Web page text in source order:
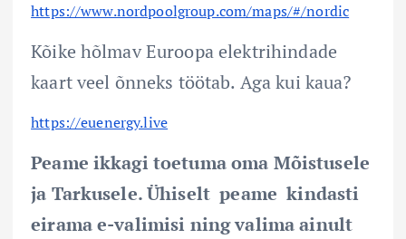
https://www.nordpoolgroup.com/maps/#/nordic
Kõike hõlmav Euroopa elektrihindade
kaart veel õnneks töötab. Aga kui kaua?
https://euenergy.live
Peame ikkagi toetuma oma Mõistusele
ja Tarkusele. Ühiselt peame kindasti
eirama e-valimisi ning valima ainult